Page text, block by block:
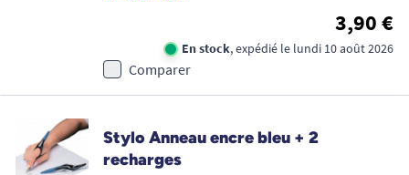
3,90 €
En stock, expédié le lundi 10 août 2026
Comparer
Stylo Anneau encre bleu + 2
recharges